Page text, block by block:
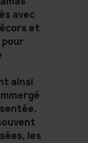
avec
et
ainsi
les